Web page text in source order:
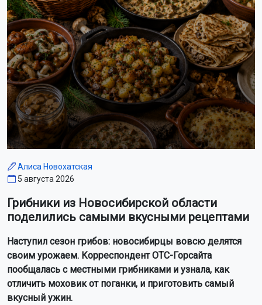
Алиса Новохатская
5 августа 2026
Грибники из Новосибирской области
поделились самыми вкусными рецептами
Наступил сезон грибов: новосибирцы вовсю делятся
своим урожаем. Корреспондент ОТС-Горсайта
пообщалась с местными грибниками и узнала, как
отличить моховик от поганки, и приготовить самый
вкусный ужин.